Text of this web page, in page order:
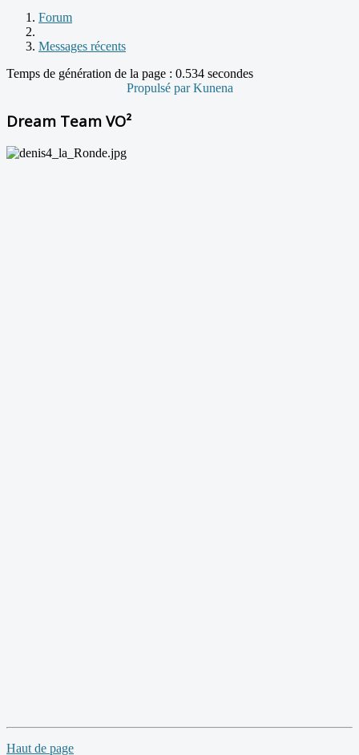
Forum
Messages récents
Temps de génération de la page : 0.534 secondes
Propulsé parKunena
Dream Team VO²
Haut de page